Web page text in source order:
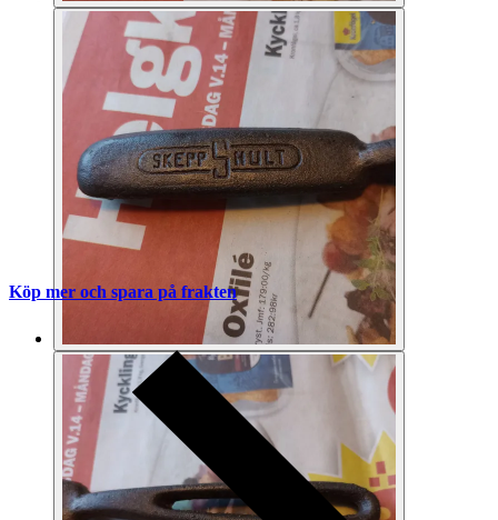
Köp mer och spara på frakten